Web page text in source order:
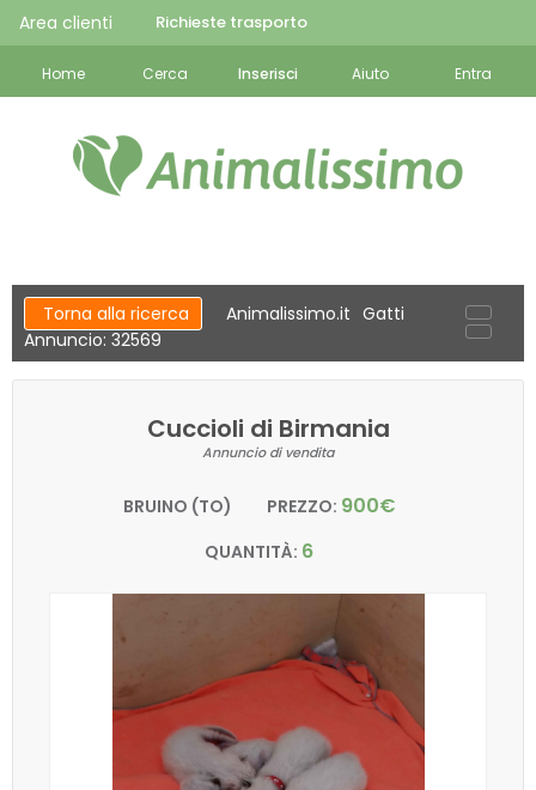
Area clienti Richieste trasporto
Home Cerca Inserisci Aiuto Entra
Torna alla ricerca Animalissimo.it Gatti
Annuncio: 32569
Cuccioli di Birmania
Annuncio di vendita
BRUINO (TO) PREZZO: 900€
QUANTITÀ: 6